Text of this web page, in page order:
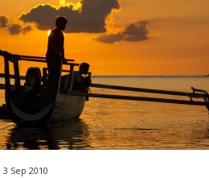
3 Sep 2010